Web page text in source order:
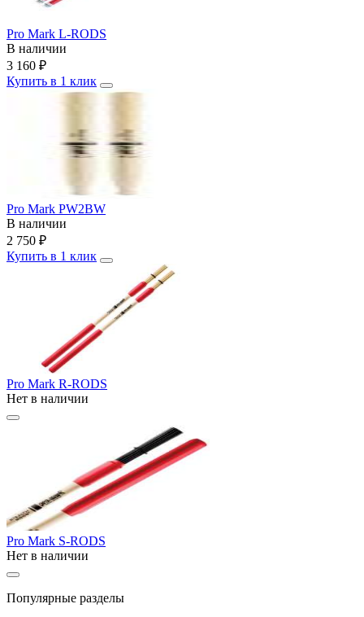
Pro Mark L-RODS
В наличии
3 160 ₽
Купить в 1 клик
Pro Mark PW2BW
В наличии
2 750 ₽
Купить в 1 клик
Pro Mark R-RODS
Нет в наличии
Pro Mark S-RODS
Нет в наличии
Популярные разделы